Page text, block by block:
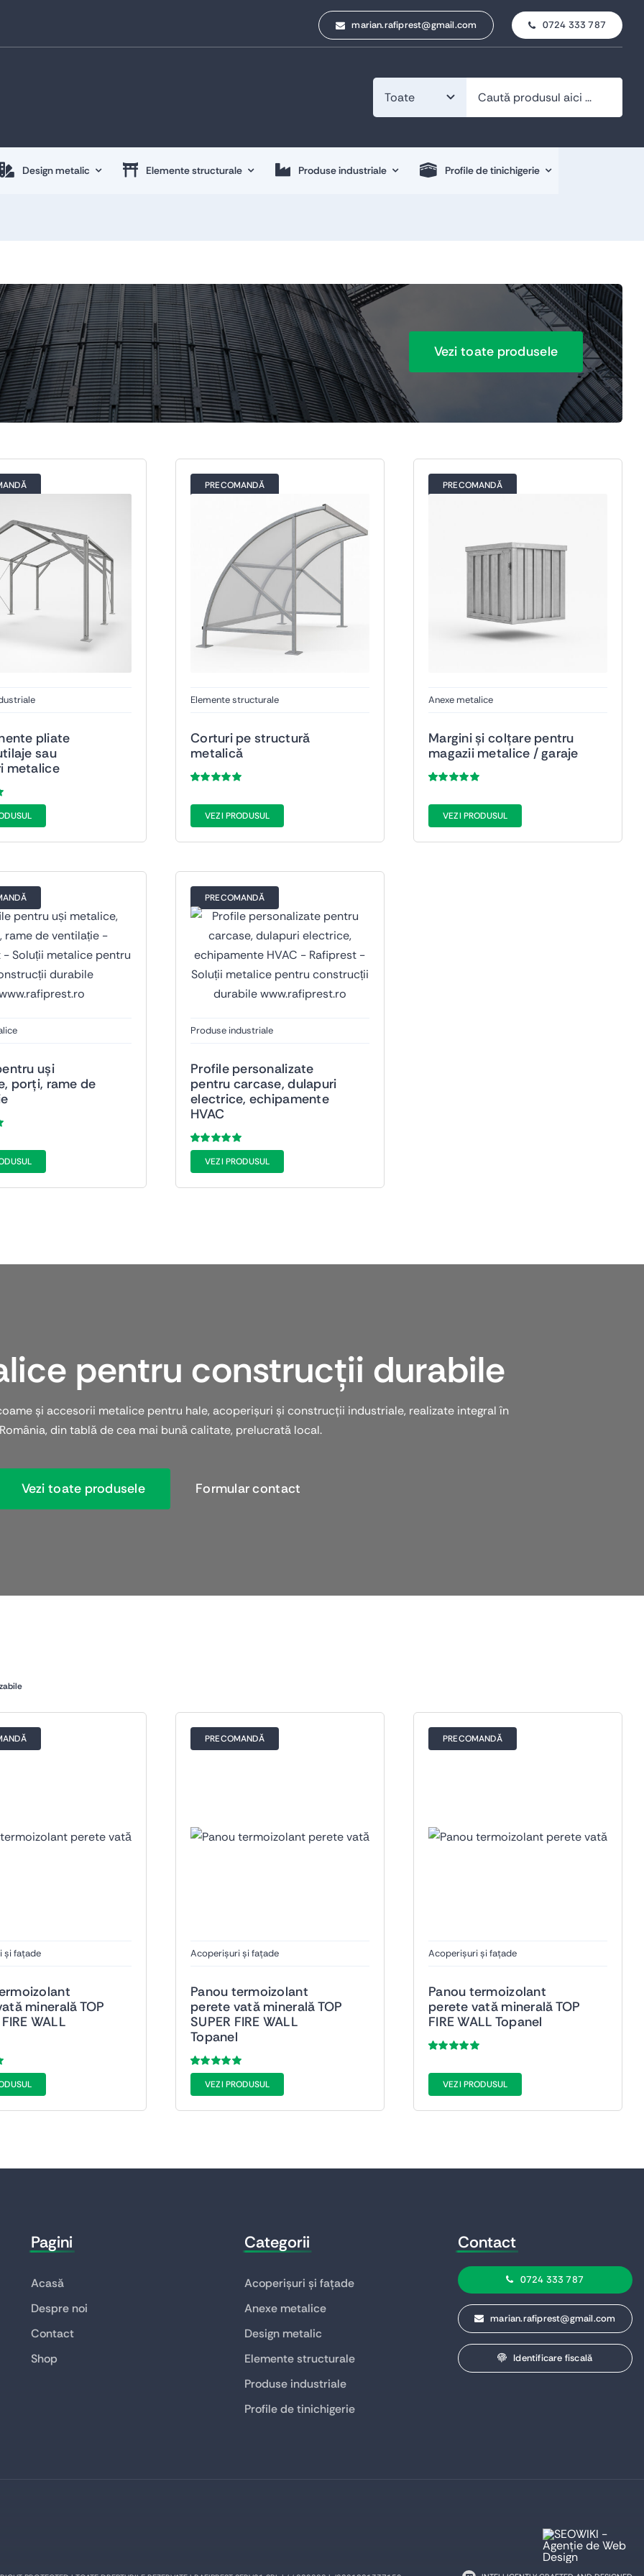
marian.rafiprest@gmail.com 0724 333 787
Design metalic Elemente structurale Produse industriale Profile de tinichigerie
Design metalic
Mască metalică aerisiri
Polițe, rame și profile
Profile de protecție
Profile decorative
Elemente structurale
Cadre panouri solare
Console metalice
Corturi metalice
Profile de ghidaj
Șine de montaj
Produse industriale
Componente pentru utilaje
Cutii metalice
Profile de ghidaj
Profile personalizate
Profile de tinichigerie
Accesorii acoperișuri
Coame acoperișuri
Profile acoperișuri
Vezi toate produsele
pliate
sau
metalice
PRECOMANDĂ
Elemente structurale
Corturi pe structură
metalică
pe baza ade
evaluări de la
VEZI PRODUSUL
PRECOMANDĂ
Anexe metalice
Margini și colțare pentru
magazii metalice / garaje
pe baza ade
evaluări de la
VEZI PRODUSUL
uși
porți, rame de
PRECOMANDĂ
Produse industriale
Profile personalizate
pentru carcase, dulapuri
electrice, echipamente
HVAC
Evaluat
5.00din 5
pe baza a
116
VEZI PRODUSUL
pentru construcții durabile
și accesorii metalice pentru hale, acoperișuri și construcții industriale, realizate integral în
România, din tablă de cea mai bună calitate, prelucrată local.
Vezi toate produsele Formular contact
și fațade
minerală TOP
WALL
PRECOMANDĂ
Acoperișuri și fațade
Panou termoizolant
perete vată minerală TOP
SUPER FIRE WALL
Topanel
Evaluat
5.00din 5
pe baza a
38
de
VEZI PRODUSUL
PRECOMANDĂ
Acoperișuri și fațade
Panou termoizolant
perete vată minerală TOP
FIRE WALL Topanel
pe baza ade
evaluări de la
VEZI PRODUSUL
Pagini
Acasă
Despre noi
Contact
Shop
Categorii
Acoperișuri și fațade
Anexe metalice
Design metalic
Elemente structurale
Produse industriale
Profile de tinichigerie
Contact
0724 333 787
marian.rafiprest@gmail.com
Identificare fiscală